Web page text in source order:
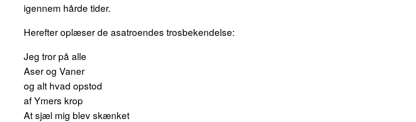
igennem hårde tider.
Herefter oplæser de asatroendes trosbekendelse:
Jeg tror på alle
Aser og Vaner
og alt hvad opstod
af Ymers krop
At sjæl mig blev skænket